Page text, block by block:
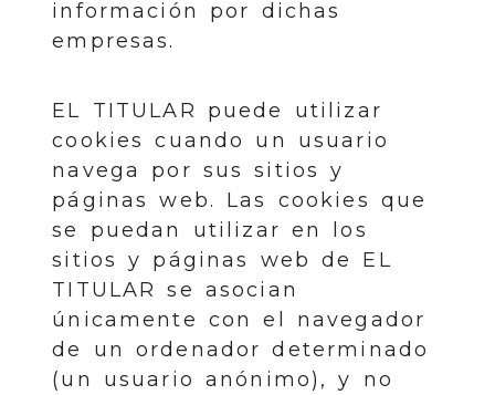
información por dichas
empresas.
EL TITULAR puede utilizar
cookies cuando un usuario
navega por sus sitios y
páginas web. Las cookies que
se puedan utilizar en los
sitios y páginas web de EL
TITULAR se asocian
únicamente con el navegador
de un ordenador determinado
(un usuario anónimo), y no